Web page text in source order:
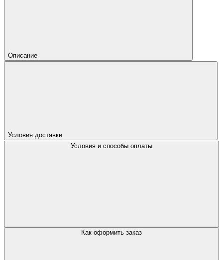
Описание
Условия доставки
Условия и способы оплаты
Как оформить заказ